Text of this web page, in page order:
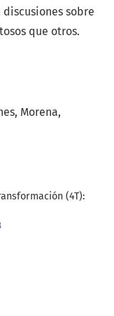
Morena
(4T):
sobre
que otros.